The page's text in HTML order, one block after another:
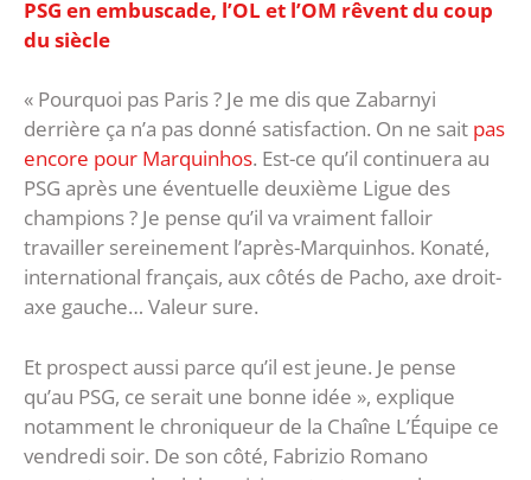
PSG en embuscade, l’OL et l’OM rêvent du coup
du siècle
« Pourquoi pas Paris ? Je me dis que Zabarnyi
derrière ça n’a pas donné satisfaction. On ne sait pas
encore pour Marquinhos. Est-ce qu’il continuera au
PSG après une éventuelle deuxième Ligue des
champions ? Je pense qu’il va vraiment falloir
travailler sereinement l’après-Marquinhos. Konaté,
international français, aux côtés de Pacho, axe droit-
axe gauche… Valeur sure.
Et prospect aussi parce qu’il est jeune. Je pense
qu’au PSG, ce serait une bonne idée », explique
notamment le chroniqueur de la Chaîne L’Équipe ce
vendredi soir. De son côté, Fabrizio Romano